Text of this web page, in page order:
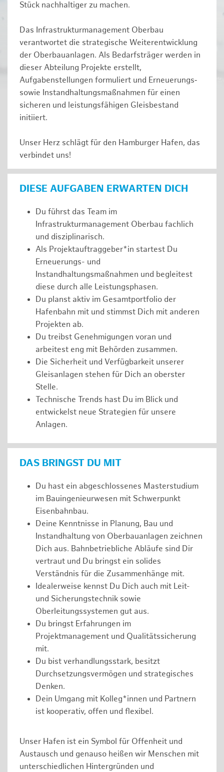
Stück nachhaltiger zu machen.
Das Infrastrukturmanagement Oberbau
verantwortet die strategische Weiterentwicklung
der Oberbauanlagen. Als Bedarfsträger werden in
dieser Abteilung Projekte erstellt,
Aufgabenstellungen formuliert und Erneuerungs‑
sowie Instandhaltungsmaßnahmen für einen
sicheren und leistungsfähigen Gleisbestand
initiiert.
Unser Herz schlägt für den Hamburger Hafen, das
verbindet uns!
DIESE AUFGABEN ERWARTEN DICH
Du führst das Team im
Infrastrukturmanagement Oberbau fachlich
und disziplinarisch.
Als Projektauftraggeber*in startest Du
Erneuerungs- und
Instandhaltungsmaßnahmen und begleitest
diese durch alle Leistungsphasen.
Du planst aktiv im Gesamtportfolio der
Hafenbahn mit und stimmst Dich mit anderen
Projekten ab.
Du treibst Genehmigungen voran und
arbeitest eng mit Behörden zusammen.
Die Sicherheit und Verfügbarkeit unserer
Gleisanlagen stehen für Dich an oberster
Stelle.
Technische Trends hast Du im Blick und
entwickelst neue Strategien für unsere
Anlagen.
DAS BRINGST DU MIT
Du hast ein abgeschlossenes Masterstudium
im Bauingenieurwesen mit Schwerpunkt
Eisenbahnbau.
Deine Kenntnisse in Planung, Bau und
Instandhaltung von Oberbauanlagen zeichnen
Dich aus. Bahnbetriebliche Abläufe sind Dir
vertraut und Du bringst ein solides
Verständnis für die Zusammenhänge mit.
Idealerweise kennst Du Dich auch mit Leit-
und Sicherungstechnik sowie
Oberleitungssystemen gut aus.
Du bringst Erfahrungen im
Projektmanagement und Qualitätssicherung
mit.
Du bist verhandlungsstark, besitzt
Durchsetzungsvermögen und strategisches
Denken.
Dein Umgang mit Kolleg*innen und Partnern
ist kooperativ, offen und flexibel.
Unser Hafen ist ein Symbol für Offenheit und
Austausch und genauso heißen wir Menschen mit
unterschiedlichen Hintergründen und